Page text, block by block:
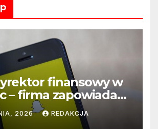
finansowy w
– firma zapowiada
kluczowym
2026 REDAKCJA